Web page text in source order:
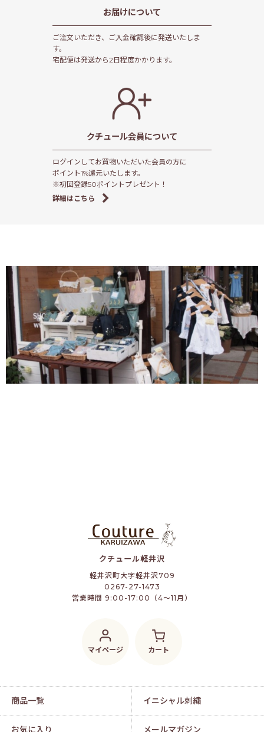
お届けについて
ご注文いただき、ご入金確認後に発送いたしま
す。
宅配便は発送から2日程度かかります。
クチュール会員について
ログインしてお買物いただいた会員の方に
ポイント1%還元いたします。
※初回登録50ポイントプレゼント！
詳細はこちら
クチュール軽井沢
軽井沢町大字軽井沢709
0267-27-1473
営業時間 9:00-17:00（4～11月）
マイページ カート
商品一覧 イニシャル刺繍
お気に入り メールマガジン